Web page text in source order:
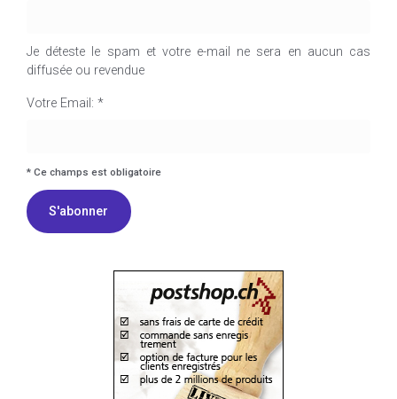
Je déteste le spam et votre e-mail ne sera en aucun cas
diffusée ou revendue
Votre Email: *
* Ce champs est obligatoire